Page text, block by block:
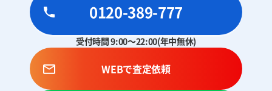
0120-389-777
受付時間 9:00～22:00(年中無休)
WEBで査定依頼